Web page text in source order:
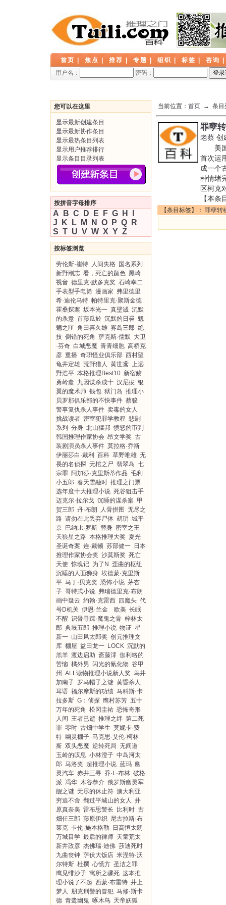
首页 焦点 推荐 专题 组织 标签 咨询
用户名：
密码：
您可以在这里
显示最新创建条目
显示最新协作条目
显示最热条目列表
显示用户推荐排行
显示条目目录列表
按拼音字母排序
A B C D E F G H
J
K L M N O P Q
R
S T U V W X Y Z
按标签浏览
劳伦斯·崔特 人间失格 国名系列
新野刚志 看，死亡的颜色 黑崎
视音 德里克·默多克奖 石崎幸二
手表型手电筒 漫画家 弗里德里
希·迪伦马特 帕特里克·聚斯金德
霍桑探案 坂本光一 真壁诚 沉默
的杀意 首藤瓜於 沉默的日晷 魍
魉之匣 角田喜久雄 雾岛三郎 绝
技 倒错的死角 萨克斯·儒默 大卫
·芬奇 白城恶魔 青青细胞 高桥克
彦 重播 奇职怪业俱乐部 西村望
龟井定雄 荒野猎人 黄世鸢 上远
野浩平 本格推理Best10 新宿鲛
勇岭薰 九因谋杀成十 汉尼拔 银
翼的魔术师 钱包 狱门岛 推理小
贝罗那俱乐部的不快事件 蔡骏
警事复仇杀人事件 卖毒的女人
挑战读者 密室犯罪学教程 悲剧
系列
分身 北山猛邦 愤怒的审判
韩国推理作家协会 昂文学奖 古
装剧演员杀人事件 莫拉格·乔斯
伊丽莎白·戴利
百科 草野唯雄 无
畏的名侦探 无棺之尸 翡翠岛 七
宗罪 阿加莎·克里斯蒂作品 毛利
小五郎 春天雪融时 推理之门票
选年度十大推理小说 死谷狙击手
迈克尔·拉尔戈 沉睡的谋杀案 甲
贺三郎 丹·布朗 人骨拼图 无尽之
路 请勿在此丢弃尸体 胡玥 城平
京 巴纳比·罗斯 替身 密室之王
天狼星之路 本格推理大奖 夏光
圣诞奇案 连·戴顿 苏部健一 日本
推理作家协会奖 沙莫斯奖 死亡
天使 惊魂记 为了N 歪曲的枢纽
沉睡的人面狮身 埃德蒙·克里斯
平 马丁·贝克奖 恐怖小说 茅杏
子 哥特式小说 弗瑞德里克·布朗
画中疑云 约翰·克雷西 四魔头 代
号D机关 伊恩·兰金 欧美 长眠
不醒 识骨寻踪·魔鬼之骨 梓林太
郎 典厩五郎 推理小说 物证 星
新一 山田风太郎奖 创元推理文
库 棚屋 益田龙一 LOCK 沉默的
羔羊 渡边启助 斋藤澪 伽利略的
苦恼 橘外男 闪光的氰化物 谷甲
州 ALL读物推理小说新人奖 鸟井
加南子 罗马帽子之谜 黄昏杀人
耳语 福尔摩斯的功绩 马科斯·卡
拉多斯 G：侦探 鹰村苏芳 五十
万年的死角 松冈圭祐 恐怖奇形
人间
王者已逝 推理之绊 第二死
罪 零时 古畑中学生 莫妮卡·费
特 幽灵棚子 马克思·艾伦·柯林
斯 双头恶魔 逆转死局 无间道
玉岭的叹息 小林澄子 中岛河太
郎 马洛奖 超推理小说 蓝玛 幽
灵汽车 赤井三寻 乔·L·布林 破格
派 冯华 木谷恭介 俄罗斯幽灵军
舰之谜 无尽的休止符 澳大利亚
穷追不舍 翻过平城山的女人 井
原真奈美 雷布思警长 比利时 古
畑任三郎 藤原伊织 尼古拉斯·布
莱克 卡伦·施本格勒
日高恒太朗
万城目学 最后的律师 天童荒太
新井政彦 杰佛瑞·迪佛 莎迪死时
九曲丧钟 萨伏大饭店 米涅特·沃
尔特斯 杜撰 心慌方 圣洁之罪
鹰见绯沙子 寓所之骤死 这本推
理小说了不起 西蒙·布雷特 井上
梦人
朋克刑警的冒犯 马修·斯卡
德 青鹭幽鬼 啄木鸟 天帝妖狐
当前位置： 首页 → 条目
罪孽
老蔡 创
美国
首次运
成一个
种情绪
区柯克
【本条
【条目标签】： 罪孽转